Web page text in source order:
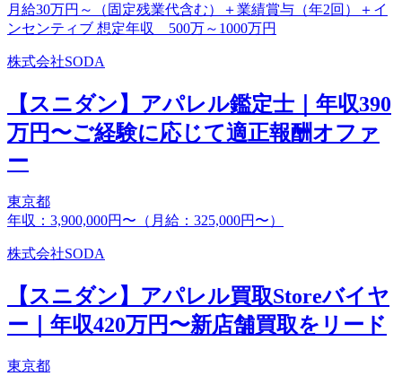
月給30万円～（固定残業代含む）＋業績賞与（年2回）＋イ
ンセンティブ 想定年収 500万～1000万円
株式会社SODA
【スニダン】アパレル鑑定士｜年収390
万円〜ご経験に応じて適正報酬オファ
ー
東京都
年収：3,900,000円〜（月給：325,000円〜）
株式会社SODA
【スニダン】アパレル買取Storeバイヤ
ー｜年収420万円〜新店舗買取をリード
東京都